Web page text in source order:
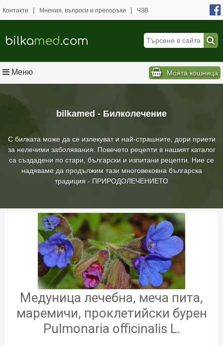
bilkamed - Билколечение
С билката може да се излекуват и най-страшните, дори приети
за нелечими заболявания. Повечето рецепти в нашият каталог
са създадени по стари, български и изпитани рецепти. Ние се
надяваме да продължим тази многовековна българска
традиция - ПРИРОДОЛЕЧЕНИЕТО
Контакти | Мнения, въпроси и препоръки | ЧЗВ
bilkamed.com
Меню Моята кошница
Медуница лечебна, меча пита,
маремичи, проклетийски бурен
Pulmonaria officinalis L.